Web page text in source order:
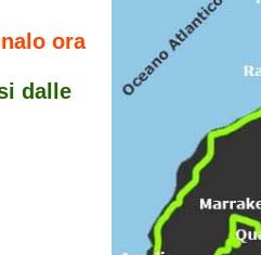
ora
dalle